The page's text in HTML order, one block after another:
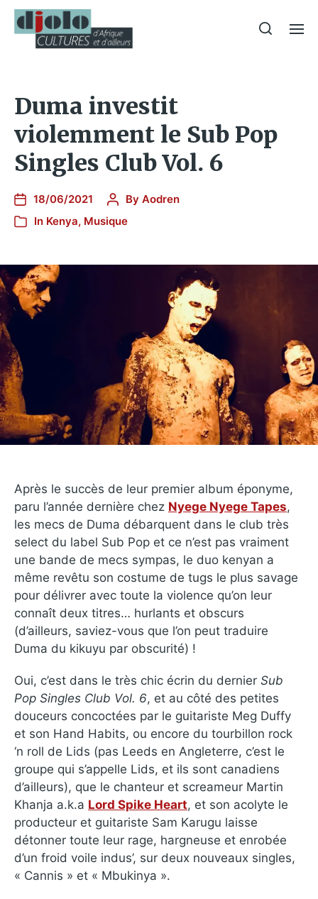
Duma investit
violemment le Sub Pop
Singles Club Vol. 6
18/06/2021 By Aodren
In Kenya, Musique
Après le succès de leur premier album éponyme,
paru l’année dernière chez Nyege Nyege Tapes,
les mecs de Duma débarquent dans le club très
select du label Sub Pop et ce n’est pas vraiment
une bande de mecs sympas, le duo kenyan a
même revêtu son costume de tugs le plus savage
pour délivrer avec toute la violence qu’on leur
connaît deux titres… hurlants et obscurs
(d’ailleurs, saviez-vous que l’on peut traduire
Duma du kikuyu par obscurité) !
Oui, c’est dans le très chic écrin du dernier Sub
Pop Singles Club Vol. 6, et au côté des petites
douceurs concoctées par le guitariste Meg Duffy
et son Hand Habits, ou encore du tourbillon rock
‘n roll de Lids (pas Leeds en Angleterre, c’est le
groupe qui s’appelle Lids, et ils sont canadiens
d’ailleurs), que le chanteur et screameur Martin
Khanja a.k.a Lord Spike Heart, et son acolyte le
producteur et guitariste Sam Karugu laisse
détonner toute leur rage, hargneuse et enrobée
d’un froid voile indus’, sur deux nouveaux singles,
« Cannis » et « Mbukinya ».